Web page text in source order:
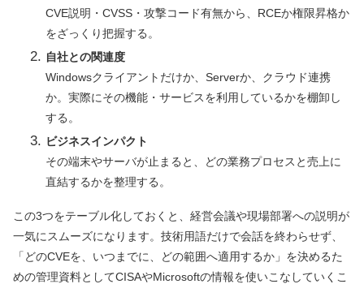
CVE説明・CVSS・攻撃コード有無から、RCEか権限昇格か
をざっくり把握する。
自社との関連度
Windowsクライアントだけか、Serverか、クラウド連携
か。実際にその機能・サービスを利用しているかを棚卸し
する。
ビジネスインパクト
その端末やサーバが止まると、どの業務プロセスと売上に
直結するかを整理する。
この3つをテーブル化しておくと、経営会議や現場部署への説明が
一気にスムーズになります。技術用語だけで会話を終わらせず、
「どのCVEを、いつまでに、どの範囲へ適用するか」を決めるた
めの管理資料としてCISAやMicrosoftの情報を使いこなしていくこ